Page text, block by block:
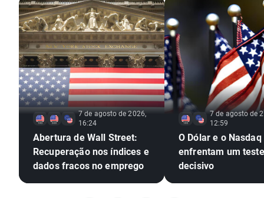
7 de agosto de 2026,
16:24
Abertura de Wall Street:
Recuperação nos índices e
dados fracos no emprego
7 de agosto de
12:59
O Dólar e o Nasdaq
enfrentam um teste
decisivo